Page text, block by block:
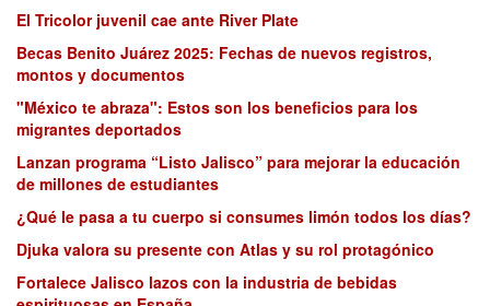
El Tricolor juvenil cae ante River Plate
Becas Benito Juárez 2025: Fechas de nuevos registros,
montos y documentos
"México te abraza": Estos son los beneficios para los
migrantes deportados
Lanzan programa “Listo Jalisco” para mejorar la educación
de millones de estudiantes
¿Qué le pasa a tu cuerpo si consumes limón todos los días?
Djuka valora su presente con Atlas y su rol protagónico
Fortalece Jalisco lazos con la industria de bebidas